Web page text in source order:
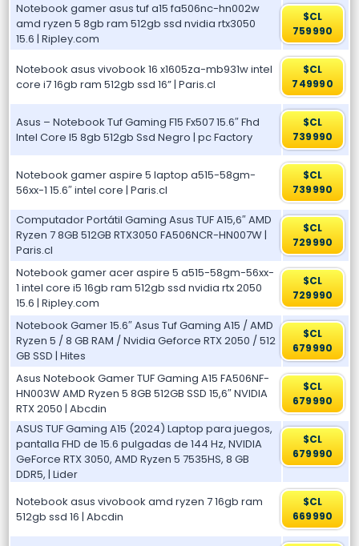
Notebook gamer asus tuf a15 fa506nc-hn002w
amd ryzen 5 8gb ram 512gb ssd nvidia rtx3050
15.6 | Ripley.com
$CL
759990
Notebook asus vivobook 16 x1605za-mb931w intel
core i7 16gb ram 512gb ssd 16” | Paris.cl
$CL
749990
Asus – Notebook Tuf Gaming F15 Fx507 15.6″ Fhd
Intel Core I5 8gb 512gb Ssd Negro | pc Factory
$CL
739990
Notebook gamer aspire 5 laptop a515-58gm-
56xx-1 15.6″ intel core | Paris.cl
$CL
739990
Computador Portátil Gaming Asus TUF A15,6″ AMD
Ryzen 7 8GB 512GB RTX3050 FA506NCR-HN007W |
Paris.cl
$CL
729990
Notebook gamer acer aspire 5 a515-58gm-56xx-
1 intel core i5 16gb ram 512gb ssd nvidia rtx 2050
15.6 | Ripley.com
$CL
729990
Notebook Gamer 15.6″ Asus Tuf Gaming A15 / AMD
Ryzen 5 / 8 GB RAM / Nvidia Geforce RTX 2050 / 512
GB SSD | Hites
$CL
679990
Asus Notebook Gamer TUF Gaming A15 FA506NF-
HN003W AMD Ryzen 5 8GB 512GB SSD 15,6″ NVIDIA
RTX 2050 | Abcdin
$CL
679990
ASUS TUF Gaming A15 (2024) Laptop para juegos,
pantalla FHD de 15.6 pulgadas de 144 Hz, NVIDIA
GeForce RTX 3050, AMD Ryzen 5 7535HS, 8 GB
DDR5, | Lider
$CL
679990
Notebook asus vivobook amd ryzen 7 16gb ram
512gb ssd 16 | Abcdin
$CL
669990